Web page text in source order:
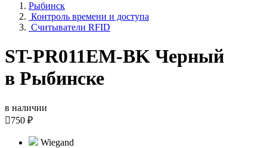
Рыбинск
Контроль времени и доступа
Считыватели RFID
ST-PR011EM-BK Черный
в Рыбинске
в наличии
750 ₽
Wiegand